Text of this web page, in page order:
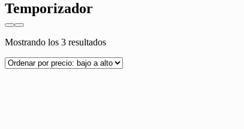
Temporizador
Mostrando los 3 resultadosOrdenado
precio: